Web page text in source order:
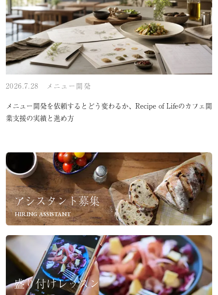
2026.7.28 メニュー開発
メニュー開発を依頼するとどう変わるか、Recipe of Lifeのカフェ開
業支援の実績と進め方
アシスタント募集
HIRING ASSISTANT
盛り付けレッスン